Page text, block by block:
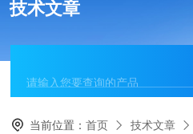
技术文章
当前位置：首页 技术文章